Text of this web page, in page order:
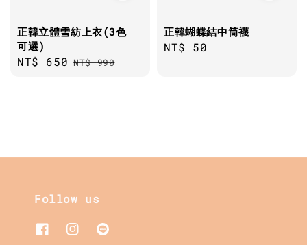
正韓立體雪紡上衣(3色
可選)
Sale
NT$ 650 Regular
NT$ 990
正韓蝴蝶結中筒襪
Regular
NT$ 50
Follow us